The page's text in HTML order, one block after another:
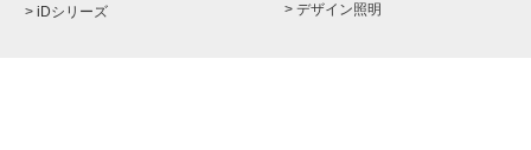
> iDシリーズ > デザイン照明